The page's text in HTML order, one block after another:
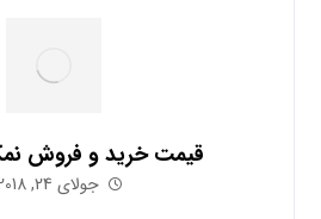
قیمت خرید و فروش
جولای 24, 2018